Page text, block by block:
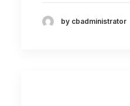
by cbadministrator